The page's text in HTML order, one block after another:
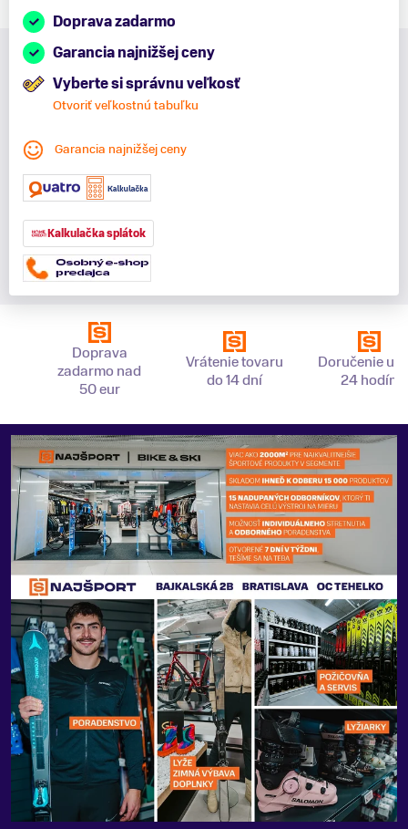
Doprava zadarmo
Garancia najnižšej ceny
Vyberte si správnu veľkosť
Otvoriť veľkostnú tabuľku
Garancia najnižšej ceny
Kalkulačka splátok
Doprava
zadarmo nad
50 eur
Vrátenie tovaru
do 14 dní
Doručenie už
24 hodín